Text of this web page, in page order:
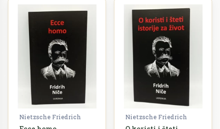
Nietzsche Friedrich Nietzsche Friedrich